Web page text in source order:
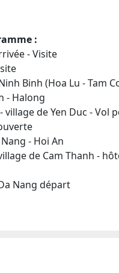
:
- Visite
Binh (Hoa Lu - Tam
- Halong
village de Yen Duc - Vol
- Hoi An
de Cam Thanh -
Nang départ